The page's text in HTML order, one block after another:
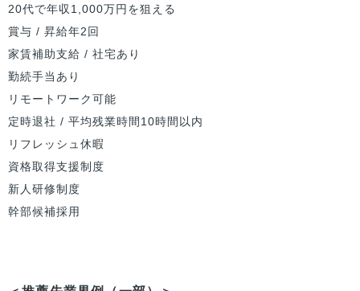
20代で年収1,000万円を狙える
賞与 / 昇給年2回
家賃補助支給 / 社宅あり
勤続手当あり
リモートワーク可能
定時退社 / 平均残業時間10時間以内
リフレッシュ休暇
資格取得支援制度
新人研修制度
幹部候補採用